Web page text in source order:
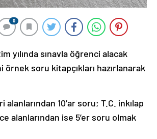
0
yılında sınavla öğrenci alacak
soru kitapçıkları hazırlanarak
10’ar soru; T.C. inkılap
alanlarından ise 5’er soru olmak